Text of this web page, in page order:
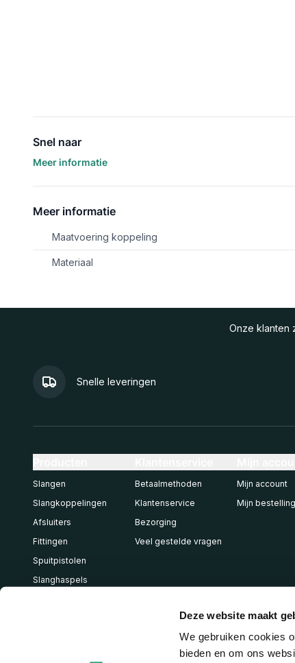
Deze website maakt
We gebruiken cookies
bieden en om ons
Snel naar
Meer informatie
Meer informatie
Maatvoering koppeling
Materiaal
Onze klanten
Snelle leveringen
Slangen
Slangkoppelingen
Afsluiters
Fittingen
Spuitpistolen
Slanghaspels
Betaalmethoden
Klantenservice
Bezorging
Veel gestelde vragen
Mijn account
Mijn